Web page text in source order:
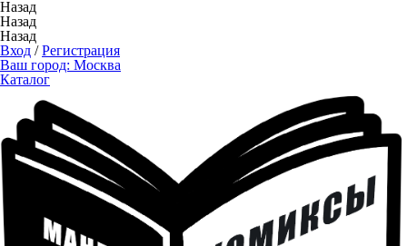
Назад
Назад
Назад
Вход /Регистрация
Ваш город: Москва
Каталог